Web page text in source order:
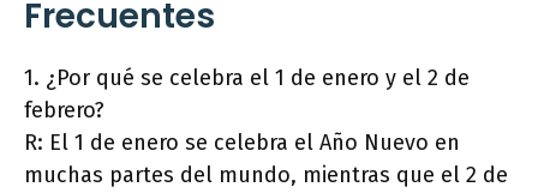
Frecuentes
1. ¿Por qué se celebra el 1 de enero y el 2 de
febrero?
R: El 1 de enero se celebra el Año Nuevo en
muchas partes del mundo, mientras que el 2 de